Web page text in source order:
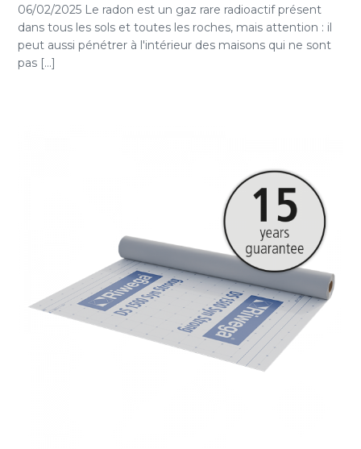
06/02/2025 Le radon est un gaz rare radioactif présent
dans tous les sols et toutes les roches, mais attention : il
peut aussi pénétrer à l'intérieur des maisons qui ne sont
pas [...]